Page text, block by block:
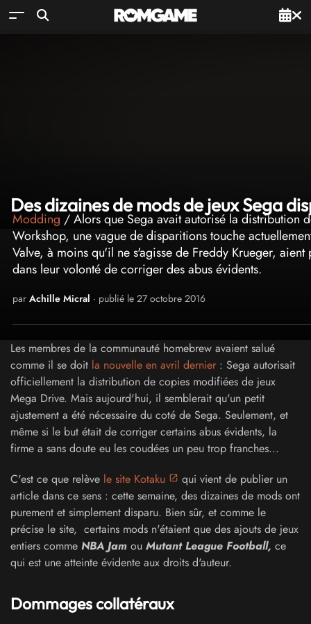
Des dizaines de mods de jeux Sega
Modding / Alors que Sega avait autorisé la distribution
Workshop, une vague de disparitions touche
Valve, à moins qu'il ne s'agisse de Freddy Krueger,
dans leur volonté de corriger des abus évidents.
par Achille Micral · publié le 27 octobre 2016
Les membres de la communauté homebrew avaient salué
comme il se doit la nouvelle en avril dernier : Sega autorisait
officiellement la distribution de copies modifiées de jeux
Mega Drive. Mais aujourd'hui, il semblerait qu'un petit
ajustement a été nécessaire du coté de Sega. Seulement, et
même si le but était de corriger certains abus évidents, la
firme a sans doute eu les coudées un peu trop franches...
C'est ce que relève le site Kotaku
qui vient de publier un
article dans ce sens : cette semaine, des dizaines de mods ont
purement et simplement disparu. Bien sûr, et comme le
précise le site, certains mods n'étaient que des ajouts de jeux
entiers comme NBA Jam ou Mutant League Football, ce
qui est une atteinte évidente aux droits d'auteur.
Dommages collatéraux